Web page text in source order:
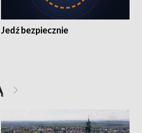
Jedź bezpiecznie